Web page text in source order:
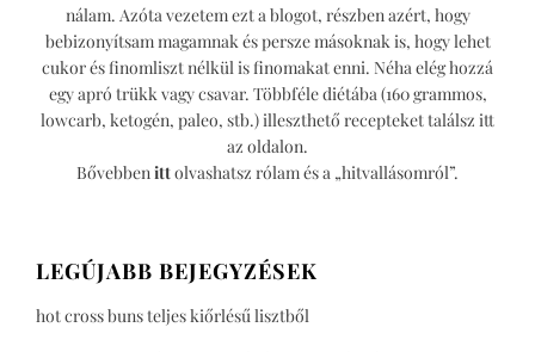
nálam. Azóta vezetem ezt a blogot, részben azért, hogy
bebizonyítsam magamnak és persze másoknak is, hogy lehet
cukor és finomliszt nélkül is finomakat enni. Néha elég hozzá
egy apró trükk vagy csavar. Többféle diétába (160 grammos,
lowcarb, ketogén, paleo, stb.) illeszthető recepteket találsz itt
az oldalon.
Bővebben ittolvashatsz rólam és a „hitvallásomról”.
LEGÚJABB BEJEGYZÉSEK
hot cross buns teljes kiőrlésű lisztből